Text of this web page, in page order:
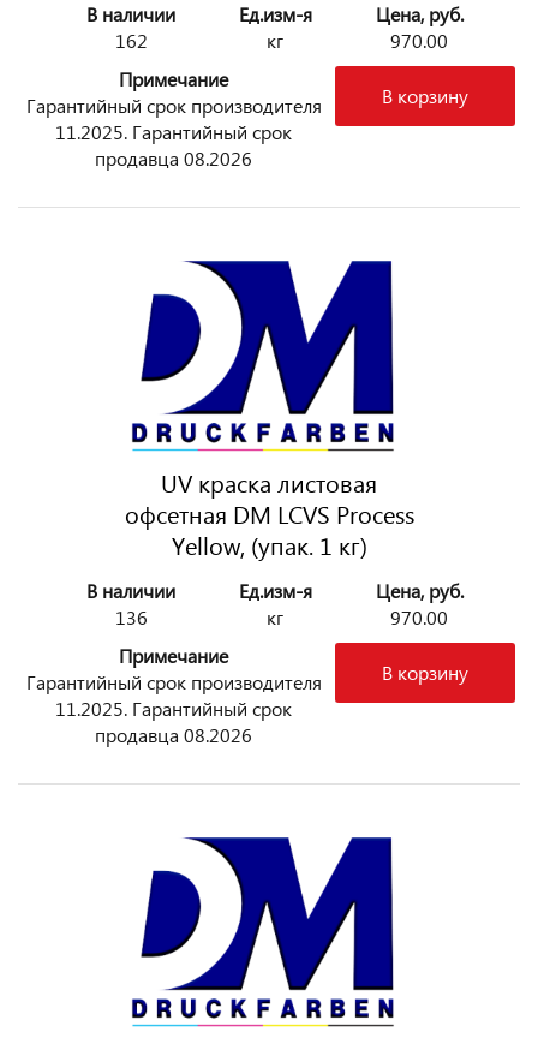
В наличии
162
Ед.изм-я
кг
Цена, руб.
970.00
Примечание
Гарантийный срок производителя
11.2025. Гарантийный срок
продавца 08.2026
В корзину
UV краска листовая
офсетная DM LCVS Process
Yellow, (упак. 1 кг)
В наличии
136
Ед.изм-я
кг
Цена, руб.
970.00
Примечание
Гарантийный срок производителя
11.2025. Гарантийный срок
продавца 08.2026
В корзину